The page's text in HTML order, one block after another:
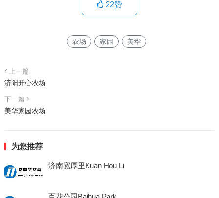
22赞
农场 家园 美华
上一篇
济阳开心农场
下一篇
美华家园农场
为您推荐
济南宽厚里Kuan Hou Li
百花公园Baihua Park